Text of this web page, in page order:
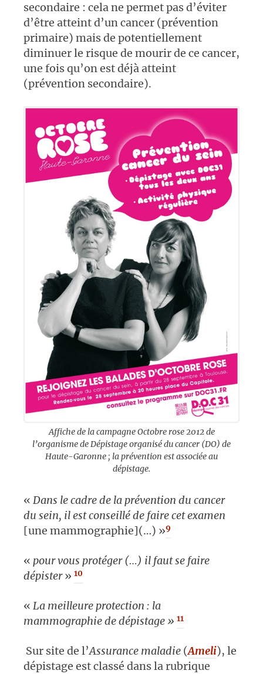
secondaire : cela ne permet pas d’éviter
d’être atteint d’un cancer (prévention
primaire) mais de potentiellement
diminuer le risque de mourir de ce cancer,
une fois qu’on est déjà atteint
(prévention secondaire).
Affiche de la campagne Octobre rose 2012 de
l’organisme de Dépistage organisé du cancer (DO) de
Haute-Garonne ; la prévention est associée au
dépistage.
« Dans le cadre de la prévention du cancer
du sein, il est conseillé de faire cet examen
[une mammographie](…) »9
« pour vous protéger (…) il faut se faire
dépister» 10
« La meilleure protection : la
mammographie de dépistage » 11
Sur site de l’Assurance maladie (Ameli), le
dépistage est classé dans la rubrique